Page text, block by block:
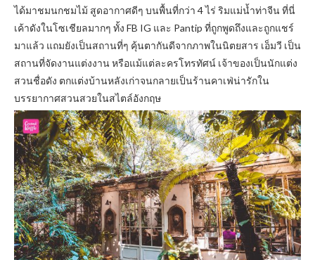
ได้มาชมนกชมไม้ สูดอากาศดีๆ บนพื้นที่กว่า 4 ไร่ ริมแม่น้ำท่าจีน ที่นี่
เค้าดังในโซเชียลมากๆ ทั้ง FB IG และ Pantip ที่ถูกพูดถึงและถูกแชร์
มาแล้ว แถมยังเป็นสถานที่ๆ คุ้นตากันดีจากภาพในนิตยสาร เอ็มวี เป็น
สถานที่จัดงานแต่งงาน หรือแม้แต่ละครโทรทัศน์ เจ้าของเป็นนักแต่ง
สวนชื่อดัง ตกแต่งบ้านหลังเก่าจนกลายเป็นร้านคาเฟ่น่ารักใน
บรรยากาศสวนสวยในสไตล์อังกฤษ